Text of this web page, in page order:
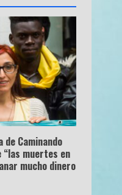
Caminando
“las muertes en
mucho dinero